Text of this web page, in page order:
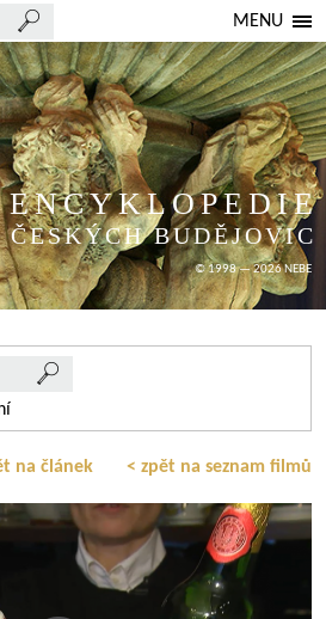
MENU
ENCYKLOPEDIE
ČESKÝCH BUDĚJOVIC
© 1998 — 2026 NEBE
na článek < zpět na seznam filmů